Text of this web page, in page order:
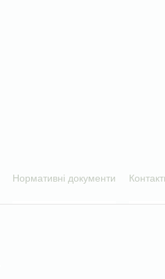
Нормативні документи